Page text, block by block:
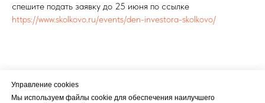
спешите подать заявку до 25 июня по ссылке
https://www.skolkovo.ru/events/den-investora-skolkovo/
Управление cookies
Мы используем файлы cookie для обеспечения наилучшего